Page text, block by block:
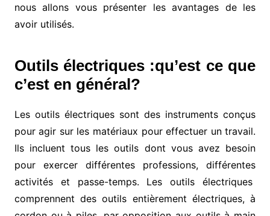
nous allons vous présenter les avantages de les
avoir utilisés.
Outils électriques :qu’est ce que
c’est en général?
Les outils électriques sont des instruments conçus
pour agir sur les matériaux pour effectuer un travail.
Ils incluent tous les outils dont vous avez besoin
pour exercer différentes professions, différentes
activités et passe-temps. Les outils électriques
comprennent des outils entièrement électriques, à